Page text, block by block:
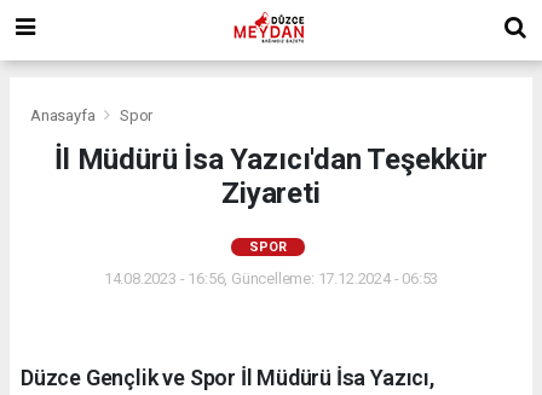
Anasayfa Spor
İl Müdürü İsa Yazıcı'dan Teşekkür
Ziyareti
SPOR
14.08.2023 - 16:56, Güncelleme: 17.12.2024 - 06:53
Düzce Gençlik ve Spor İl Müdürü İsa Yazıcı,